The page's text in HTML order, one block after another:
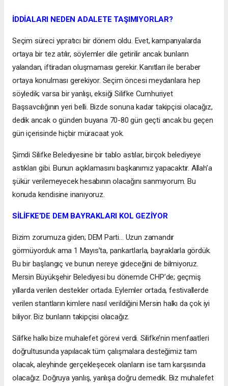
İDDİALARI NEDEN ADALETE TAŞIMIYORLAR?
Seçim süreci yıpratıcı bir dönem oldu. Evet, kampanyalarda
ortaya bir tez atılır, söylemler dile getirilir ancak bunların
yalandan, iftiradan oluşmaması gerekir. Kanıtları ile beraber
ortaya konulması gerekiyor. Seçim öncesi meydanlara hep
söyledik; varsa bir yanlışı, eksiği Silifke Cumhuriyet
Başsavcılığının yeri belli. Bizde sonuna kadar takipçisi olacağız,
dedik ancak o günden buyana 70-80 gün geçti ancak bu geçen
gün içerisinde hiçbir müracaat yok.
Şimdi Silifke Belediyesine bir tablo astılar, birçok belediyeye
astıkları gibi. Bunun açıklamasını başkanımız yapacaktır. Allah’a
şükür verilemeyecek hesabının olacağını sanmıyorum. Bu
konuda kendisine inanıyoruz.
SİLİFKE’DE DEM BAYRAKLARI KOL GEZİYOR
Bizim zorumuza giden; DEM Parti… Uzun zamandır
görmüyorduk ama 1 Mayıs’ta, pankartlarla, bayraklarla gördük.
Bu bir başlangıç ve bunun nereye gideceğini de bilmiyoruz.
Mersin Büyükşehir Belediyesi bu dönemde CHP’de; geçmiş
yıllarda verilen destekler ortada. Eylemler ortada, festivallerde
verilen stantların kimlere nasıl verildiğini Mersin halkı da çok iyi
biliyor. Biz bunların takipçisi olacağız.
Silifke halkı bize muhalefet görevi verdi. Silifke’nin menfaatleri
doğrultusunda yapılacak tüm çalışmalara desteğimiz tam
olacak, aleyhinde gerçekleşecek olanların ise tam karşısında
olacağız. Doğruya yanlış, yanlışa doğru demedik. Biz muhalefet